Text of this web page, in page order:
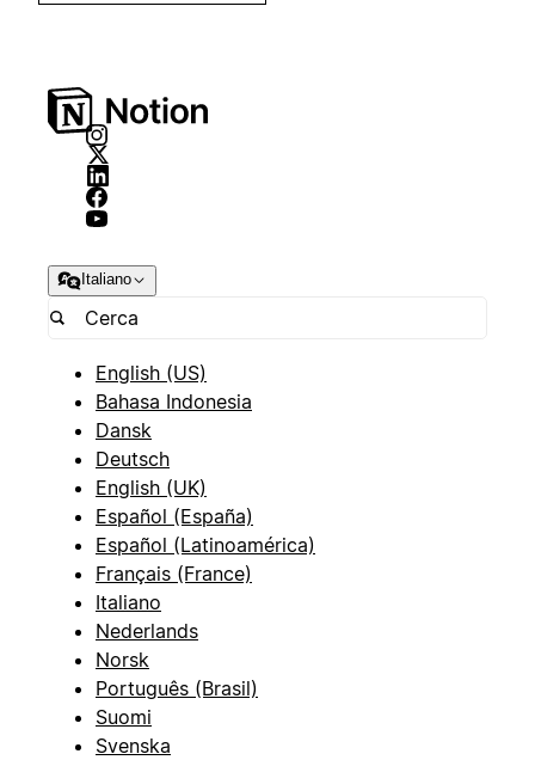
Italiano
English (US)
Bahasa Indonesia
Dansk
Deutsch
English (UK)
Español (España)
Español (Latinoamérica)
Français (France)
Italiano
Nederlands
Norsk
Português (Brasil)
Suomi
Svenska